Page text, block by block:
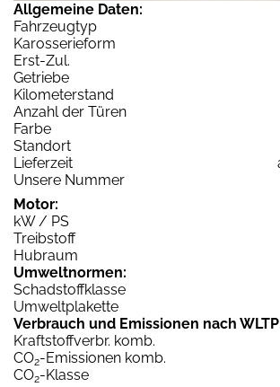
Allgemeine Daten:
Fahrzeugtyp
Karosserieform
Erst-Zul.
Getriebe
Kilometerstand
Anzahl der Türen
Farbe
Standort
Lieferzeit
Unsere Nummer
Motor:
kW / PS
Treibstoff
Hubraum
Umweltnormen:
Schadstoffklasse
Umweltplakette
Verbrauch und Emissionen nach
Kraftstoffverbr. komb.
CO2-Emissionen komb.
CO2-Klasse